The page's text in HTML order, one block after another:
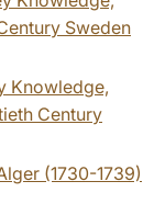
Sweden
Knowledge,
Century
(1730-1739)